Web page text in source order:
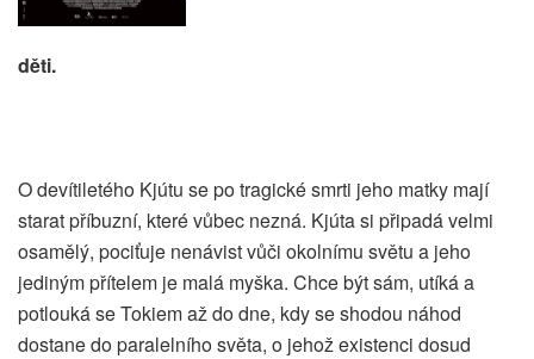
děti.
O devítiletého Kjútu se po tragické smrti jeho matky mají
starat příbuzní, které vůbec nezná. Kjúta si připadá velmi
osamělý, pociťuje nenávist vůči okolnímu světu a jeho
jediným přítelem je malá myška. Chce být sám, utíká a
potlouká se Tokiem až do dne, kdy se shodou náhod
dostane do paralelního světa, o jehož existenci dosud